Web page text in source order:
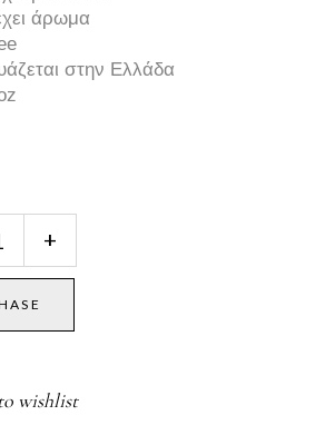
άρωμα
στην Ελλάδα
+
wishlist